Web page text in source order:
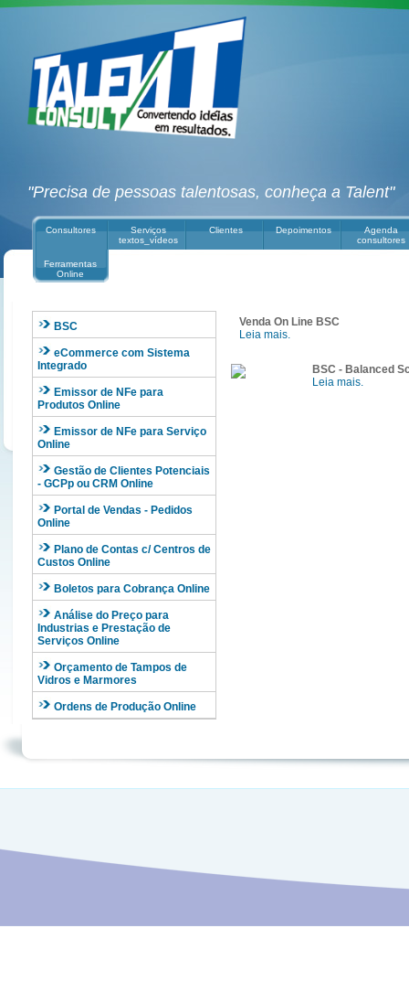
"Precisa de pessoas talentosas, conheça a Talent"
Consultores
Serviços
textos_vídeos
Clientes Depoimentos
Agenda
consultores
Ferramentas
Online
BSC
eCommerce com Sistema
Integrado
Emissor de NFe para
Produtos Online
Emissor de NFe para Serviço
Online
Gestão de Clientes Potenciais
- GCPp ou CRM Online
Portal de Vendas - Pedidos
Online
Plano de Contas c/ Centros de
Custos Online
Boletos para Cobrança Online
Análise do Preço para
Industrias e Prestação de
Serviços Online
Orçamento de Tampos de
Vidros e Marmores
Ordens de Produção Online
Venda On Line BSC
Leia mais.
BSC - Balanced
Leia mais.